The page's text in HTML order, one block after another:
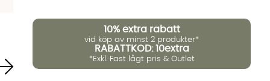
10% extra rabatt
vid köp av minst 2 produkter*
RABATTKOD: 10extra
*Exkl. Fast lågt pris & Outlet